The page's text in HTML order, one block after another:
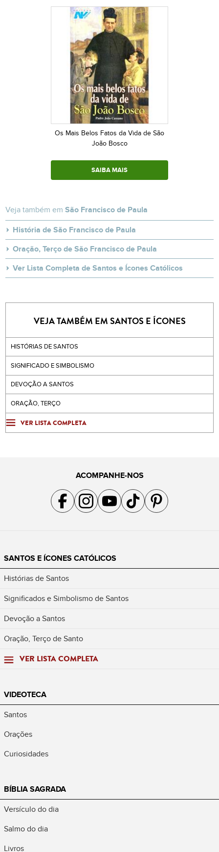
Os Mais Belos Fatos da Vida de São
João Bosco
SAIBA MAIS
Veja também emSão Francisco de Paula
História de São Francisco de Paula
Oração, Terço de São Francisco de Paula
Ver Lista Completa de Santos e Ícones Católicos
VEJA TAMBÉM EM SANTOS E ÍCONES
HISTÓRIAS DE SANTOS
SIGNIFICADO E SIMBOLISMO
DEVOÇÃO A SANTOS
ORAÇÃO, TERÇO
VER LISTA COMPLETA
ACOMPANHE-NOS
Acompanhe a gente no Facebook
Acompanhe a gente no Instagram
Acompanhe a gente no YouTube
Acompanhe a gente no TikTok
Acompanhe a gente no
SANTOS E ÍCONES CATÓLICOS
Histórias de Santos
Significados e Simbolismo de Santos
Devoção a Santos
Oração, Terço de Santo
VER LISTA COMPLETA
VIDEOTECA
Santos
Orações
Curiosidades
BÍBLIA SAGRADA
Versículo do dia
Salmo do dia
Livros